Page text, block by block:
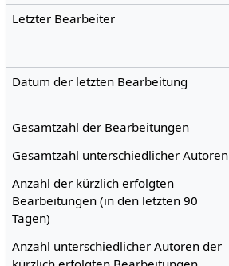
Letzter Bearbeiter
Datum der letzten Bearbeitung
Gesamtzahl der Bearbeitungen
Gesamtzahl unterschiedlicher Autoren
Anzahl der kürzlich erfolgten
Bearbeitungen (in den letzten 90
Tagen)
Anzahl unterschiedlicher Autoren der